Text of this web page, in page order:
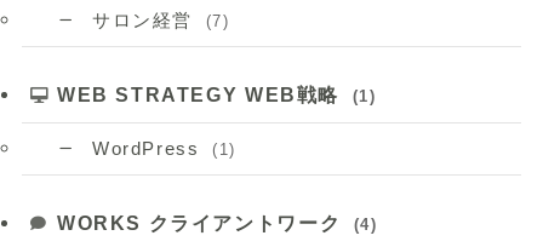
サロン経営 (7)
WEB STRATEGY WEB戦略 (1)
WordPress (1)
WORKS クライアントワーク (4)